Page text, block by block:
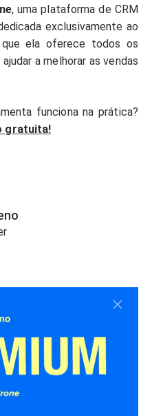
, uma plataforma de CRM
exclusivamente ao
ela oferece todos os
a melhorar as vendas
funciona na prática?
gratuita!